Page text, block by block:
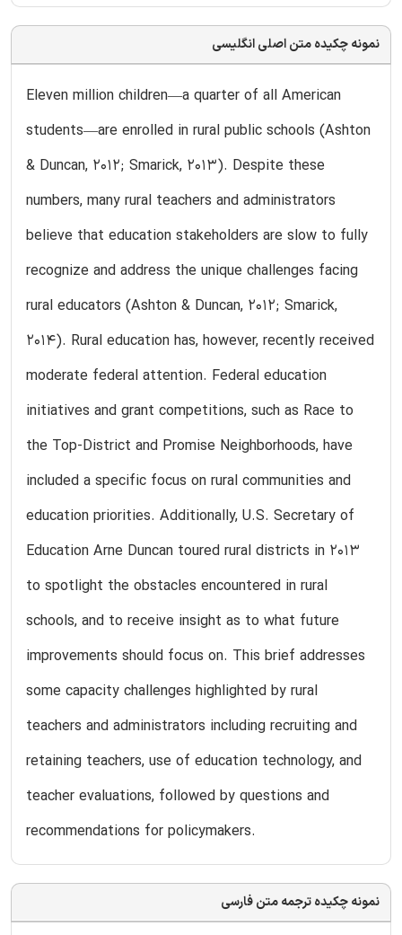
نمونه چکیده متن اصلی انگلیسی
Eleven million children—a quarter of all American
students—are enrolled in rural public schools (Ashton
& Duncan, 2012; Smarick, 2013). Despite these
numbers, many rural teachers and administrators
believe that education stakeholders are slow to fully
recognize and address the unique challenges facing
rural educators (Ashton & Duncan, 2012; Smarick,
2014). Rural education has, however, recently received
moderate federal attention. Federal education
initiatives and grant competitions, such as Race to
the Top-District and Promise Neighborhoods, have
included a specific focus on rural communities and
education priorities. Additionally, U.S. Secretary of
Education Arne Duncan toured rural districts in 2013
to spotlight the obstacles encountered in rural
schools, and to receive insight as to what future
improvements should focus on. This brief addresses
some capacity challenges highlighted by rural
teachers and administrators including recruiting and
retaining teachers, use of education technology, and
teacher evaluations, followed by questions and
recommendations for policymakers.
نمونه چکیده ترجمه متن فارسی